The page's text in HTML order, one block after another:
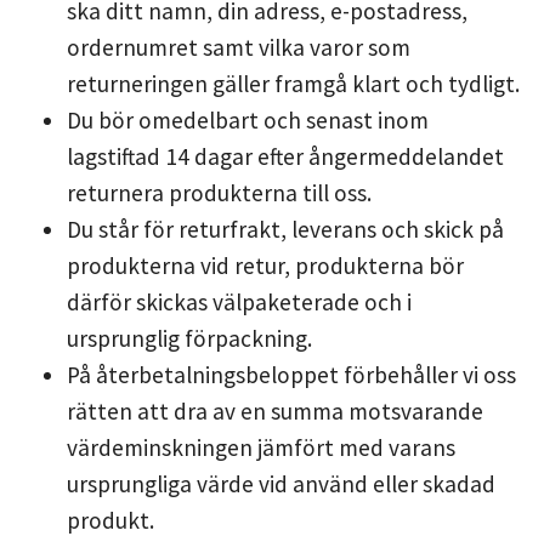
ska ditt namn, din adress, e-postadress,
ordernumret samt vilka varor som
returneringen gäller framgå klart och tydligt.
Du bör omedelbart och senast inom
lagstiftad 14 dagar efter ångermeddelandet
returnera produkterna till oss.
Du står för returfrakt, leverans och skick på
produkterna vid retur, produkterna bör
därför skickas välpaketerade och i
ursprunglig förpackning.
På återbetalningsbeloppet förbehåller vi oss
rätten att dra av en summa motsvarande
värdeminskningen jämfört med varans
ursprungliga värde vid använd eller skadad
produkt.